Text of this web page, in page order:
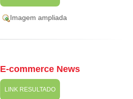
Imagem ampliada
E-commerce News
LINK RESULTADO